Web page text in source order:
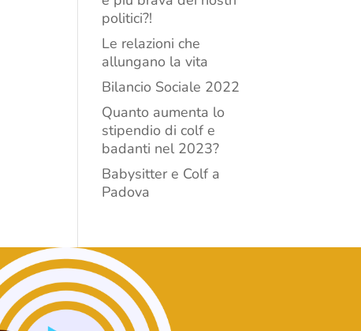
politici?!
Le relazioni che
allungano la vita
Bilancio Sociale 2022
Quanto aumenta lo
stipendio di colf e
badanti nel 2023?
Babysitter e Colf a
Padova